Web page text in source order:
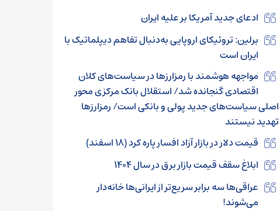
ادعای جدید آمریکا بر علیه ایران
برلین: تروئیکای اروپایی به‌دنبال تفاهم دیپلماتیک با
ایران است
مواجهه هوشمند با رمزارز‌ها در سیاست‌های کلان
اقتصادی گنجانده شد/ استقلال بانک مرکزی محور
اصلی سیاست‌های جدید پولی و بانکی است/ رمزارز‌ها
تهدید نیستند
قیمت دلار در بازار آزاد افسار پاره کرد (۱۸ اسفند)
ابلاغ سقف قیمت بازار برق در سال ۱۴۰۴
عراقی‌ها سه برابر سریع‌تر از ایرانی‌ها خانه‌دار
می‌شوند!